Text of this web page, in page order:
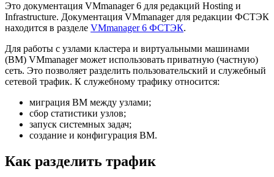
Это документация VMmanager 6 для редакций Hosting и
Infrastructure. Документация VMmanager для редакции ФСТЭК
находится в разделе VMmanager 6 ФСТЭК.
Для работы с узлами кластера и виртуальными машинами
(ВМ) VMmanager может использовать приватную (частную)
сеть. Это позволяет разделить пользовательский и служебный
сетевой трафик. К служебному трафику относится:
миграция ВМ между узлами;
сбор статистики узлов;
запуск системных задач;
создание и конфигурация ВМ.
Как разделить трафик